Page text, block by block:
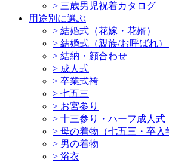
> 三歳男児祝着カタログ
用途別に選ぶ
> 結婚式（花嫁・花婿）
> 結婚式（親族/お呼ばれ
> 結納・顔合わせ
> 成人式
> 卒業式袴
> 七五三
> お宮参り
> 十三参り・ハーフ成人式
> 母の着物（七五三・卒入
> 男の着物
> 浴衣